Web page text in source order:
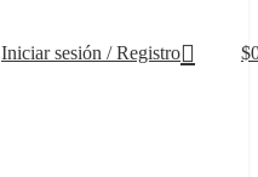
Iniciar sesión / Registro $